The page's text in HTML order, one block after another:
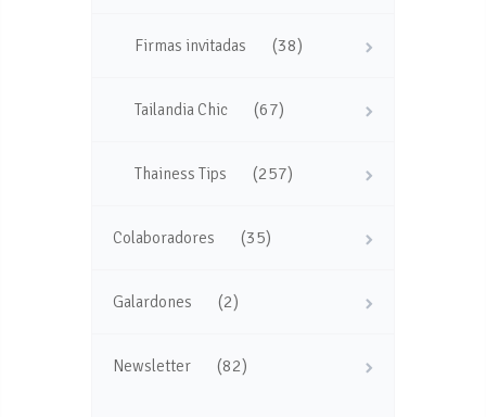
Firmas invitadas (38)
Tailandia Chic (67)
Thainess Tips (257)
Colaboradores (35)
Galardones (2)
Newsletter (82)